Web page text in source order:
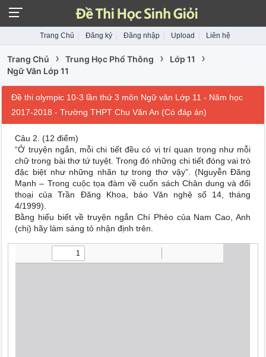
Trang Chủ Đăng ký Đăng nhập Upload Liên hệ
Trang Chủ › Trung Học Phổ Thông › Lớp 11 ›
Ngữ Văn Lớp 11
Đề thi olympic 10-3 lần thứ 3 môn Ngữ văn Lớp 11 - Năm học
2017-2018 - Trường THPT Chu Văn An (Có đáp án)
Câu 2. (12 điểm)
“Ở truyện ngắn, mỗi chi tiết đều có vị trí quan trọng như mỗi
chữ trong bài thơ tứ tuyệt. Trong đó những chi tiết đóng vai trò
đặc biệt như những nhãn tự trong thơ vậy”. (Nguyễn Đăng
Mạnh – Trong cuộc tọa đàm về cuốn sách Chân dung và đối
thoại của Trần Đăng Khoa, báo Văn nghệ số 14, tháng
4/1999).
Bằng hiểu biết về truyện ngắn Chí Phèo của Nam Cao, Anh
(chị) hãy làm sáng tỏ nhận định trên.